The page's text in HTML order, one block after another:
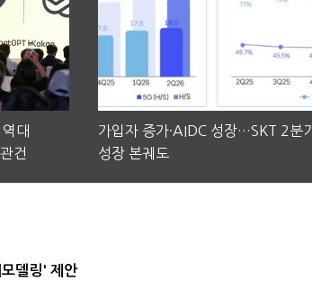
대
건
가입자 증가·AIDC 성장…SKT 2분기
성장 본궤도
델링' 제안